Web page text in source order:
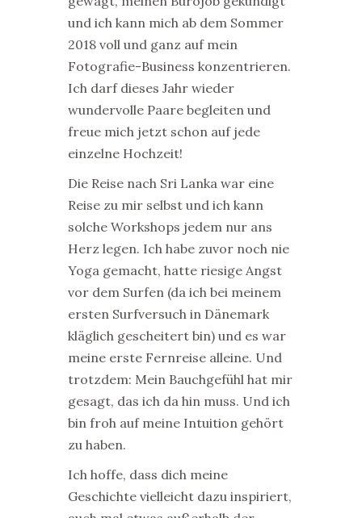
und ich kann mich ab dem Sommer
2018 voll und ganz auf mein
Fotografie-Business konzentrieren.
Ich darf dieses Jahr wieder
wundervolle Paare begleiten und
freue mich jetzt schon auf jede
einzelne Hochzeit!
Die Reise nach Sri Lanka war eine
Reise zu mir selbst und ich kann
solche Workshops jedem nur ans
Herz legen. Ich habe zuvor noch nie
Yoga gemacht, hatte riesige Angst
vor dem Surfen (da ich bei meinem
ersten Surfversuch in Dänemark
kläglich gescheitert bin) und es war
meine erste Fernreise alleine. Und
trotzdem: Mein Bauchgefühl hat mir
gesagt, das ich da hin muss. Und ich
bin froh auf meine Intuition gehört
zu haben.
Ich hoffe, dass dich meine
Geschichte vielleicht dazu inspiriert,